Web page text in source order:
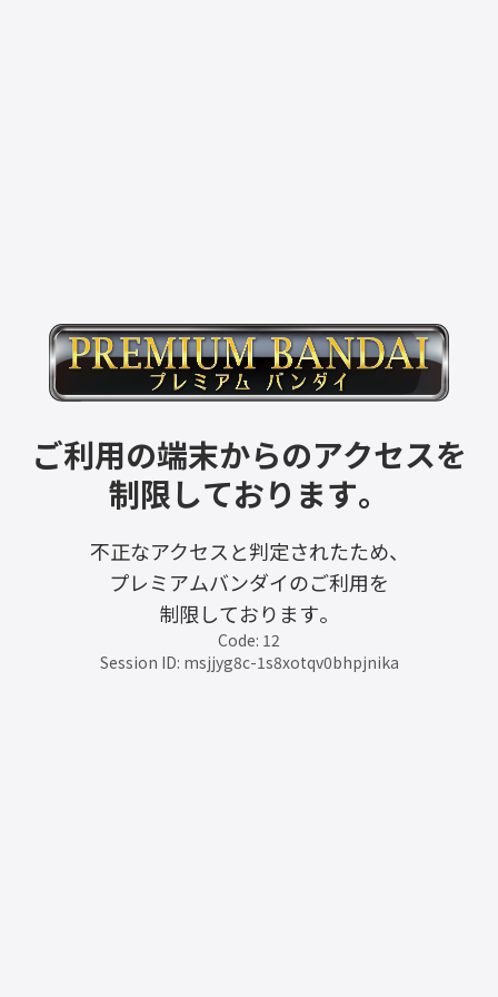
ご利用の端末からのアクセスを
制限しております。
不正なアクセスと判定されたため、
プレミアムバンダイのご利用を
制限しております。
Code: 12
Session ID: msjjyg8c-1s8xotqv0bhpjnika